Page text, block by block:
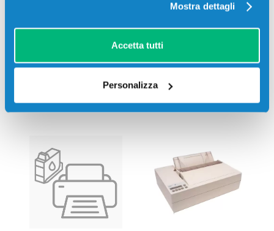
Mostra dettagli
Accetta tutti
Personalizza
Stampanti compatibili